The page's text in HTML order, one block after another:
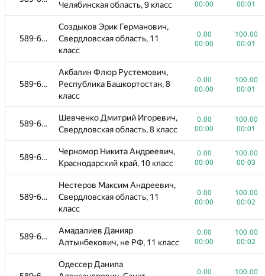
Челябинская область, 9 класс
00:00
00:01
589-614
Создыков Эрик Германович,
Свердловская область, 11
класс
0.00
00:00
100.00
00:01
589-614
Акбалин Флюр Рустемович,
Республика Башкортостан, 8
класс
0.00
00:00
100.00
00:01
589-614
Шевченко Дмитрий Игоревич,
Свердловская область, 8 класс
0.00
00:00
100.00
00:01
589-614
Черномор Никита Андреевич,
Краснодарский край, 10 класс
0.00
00:00
100.00
00:03
589-614
Нестеров Максим Андреевич,
Свердловская область, 11
класс
0.00
00:00
100.00
00:02
589-614
Амадалиев Данияр
Алтынбекович, не РФ, 11 класс
0.00
00:00
100.00
00:02
Одессер Данила
0.00
100.00